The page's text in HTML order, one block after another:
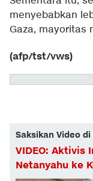
menyebabkan
Gaza, mayoritas
(afp/tst/vws)
Saksikan Video
VIDEO: Aktivis
Netanyahu ke